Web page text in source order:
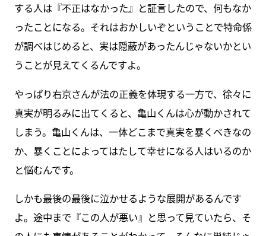
する人は『不正はなかった』と証言したので、何もなか
ったことになる。それはおかしいぞということで特命係
が調べはじめると、実は隠蔽があったんじゃないかとい
うことが見えてくるんですよ。
やっぱり右京さんが法の正義を体現する一方で、徐々に
真実が明るみに出てくると、亀山くんは心が動かされて
しまう。亀山くんは、一体どこまで真実を暴くべきなの
か、暴くことによってはたして幸せになる人はいるのか
と悩むんです。
しかも最後の最後に泣かせるような展開があるんです
よ。途中まで『この人が悪い』と思って見ていたら、そ